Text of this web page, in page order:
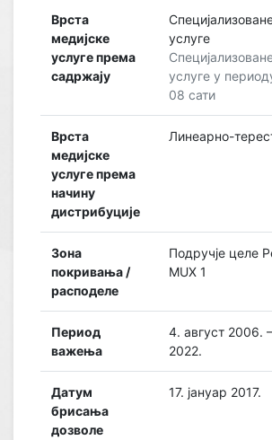
Врста
медијске
услуге према
садржају
услуге
услуге у
08 сати
Врста
медијске
услуге према
начину
дистрибуције
Линеарно-
Зона
покривања /
расподеле
Подручје целе
MUX 1
Период
важења
4. август 2006.
2022.
Датум
брисања
дозволе
17. јануар 2017.